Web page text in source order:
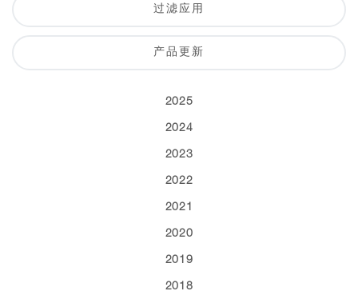
过滤应用
产品更新
2025
2024
2023
2022
2021
2020
2019
2018